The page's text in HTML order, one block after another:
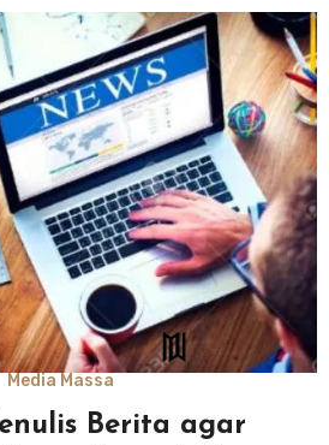
Media Massa
Berita agar